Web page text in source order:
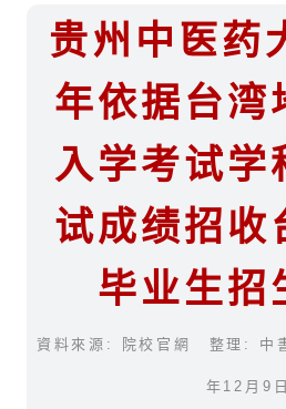
贵州中医药
年依据台湾
入学考试学
试成绩招收
毕业生招
資料來源: 院校官網 整理: 中
年12月9日